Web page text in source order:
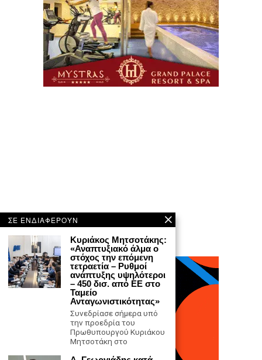
ΣΕ ΕΝΔΙΑΦΕΡΟΥΝ
Κυριάκος Μητσοτάκης:
«Αναπτυξιακό άλμα ο
στόχος την επόμενη
τετραετία – Ρυθμοί
ανάπτυξης υψηλότεροι
– 450 δισ. από ΕΕ στο
Ταμείο
Ανταγωνιστικότητας»
Συνεδρίασε σήμερα υπό
την προεδρία του
Πρωθυπουργού Κυριάκου
Μητσοτάκη στο